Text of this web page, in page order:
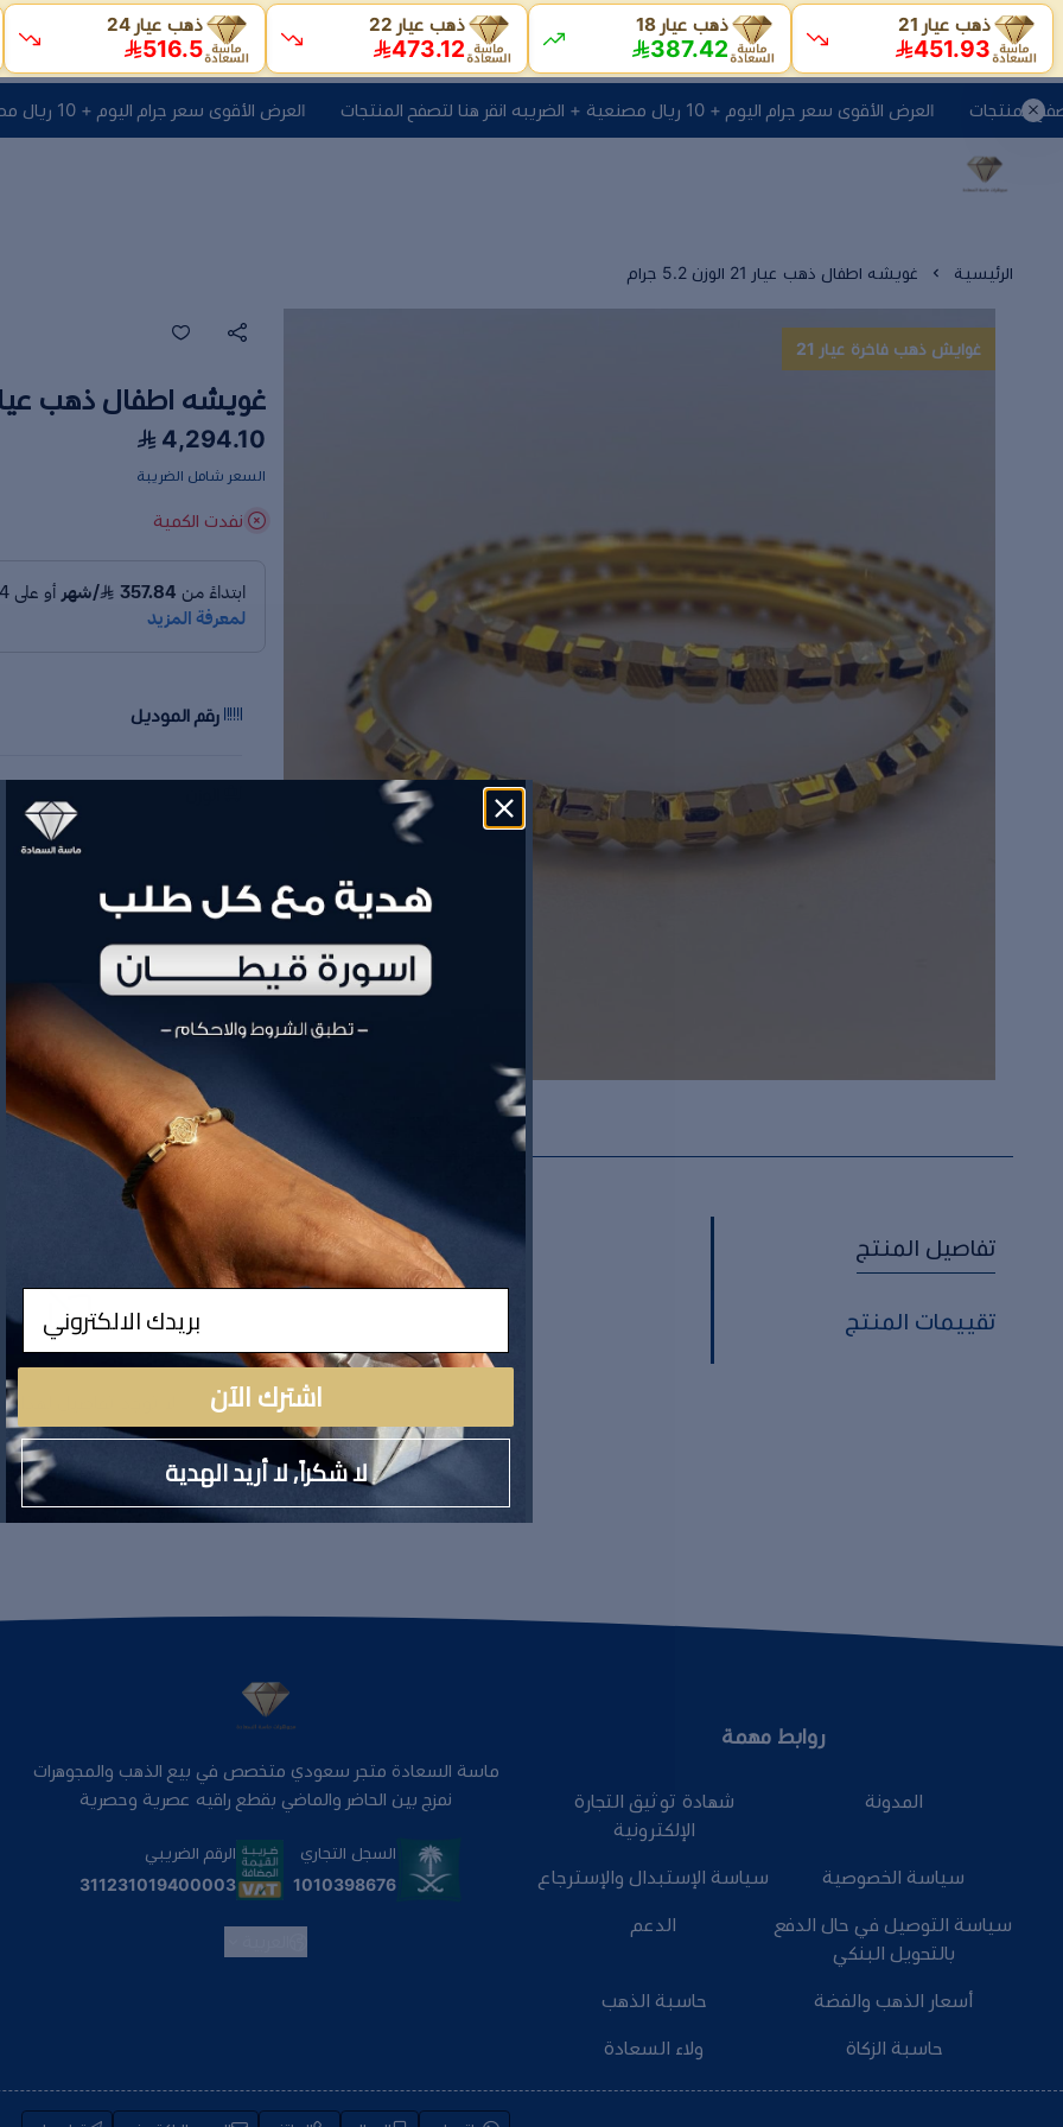
العرض الأقوى سعر جرام اليوم + 10 ريال مصنعية + الضريبه انقر هنا لتصفح المنتجات العرض الأقوى سعر جرام اليوم + 10 ريال مصنعية + الضريبه انقر هنا لتصفح المنتجات
الرئيسية غويشه اطفال ذهب عيار 21 الوزن 5.2 جرام
غوايش ذهب فاخرة عيار 21
غويشه اطفال ذهب عيار 21 الوزن 5.2
4,294.10
السعر شامل الضريبة
نفدت الكمية
رقم الموديل
السعر
تفاصيل المنتج
تقييمات المنتج
لا توجد تفاصيل لهذا
روابط مهمة
المدونة
شهادة توثيق التجارة
الإلكترونية
سياسة الخصوصية سياسة الإستبدال والإسترجاع
سياسة التوصيل في حال الدفع
بالتحويل البنكي
الدعم
أسعار الذهب والفضة حاسبة الذهب
حاسبة الزكاة ولاء السعادة
ماسة السعادة متجر سعودي متخصص في بيع الذهب والمجوهرات
نمزج بين الحاضر والماضي بقطع راقيه عصرية وحصرية
السجل التجاري
1010398676
الرقم الضريبي
311231019400003
ذهب عيار 21
451.93
ذهب عيار 18
387.42
ذهب عيار 22
473.12
ذهب عيار 24
516.5
ادخال
اشترك الآن
لا شكراً, لا أريد الهدية